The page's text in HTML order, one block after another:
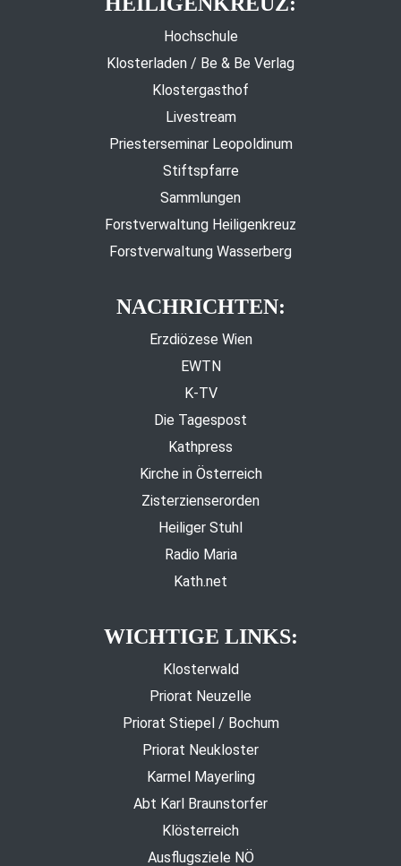
Hochschule
Klosterladen / Be & Be Verlag
Klostergasthof
Livestream
Priesterseminar Leopoldinum
Stiftspfarre
Sammlungen
Forstverwaltung Heiligenkreuz
Forstverwaltung Wasserberg
NACHRICHTEN:
Erzdiözese Wien
EWTN
K-TV
Die Tagespost
Kathpress
Kirche in Österreich
Zisterzienserorden
Heiliger Stuhl
Radio Maria
Kath.net
WICHTIGE LINKS:
Klosterwald
Priorat Neuzelle
Priorat Stiepel / Bochum
Priorat Neukloster
Karmel Mayerling
Abt Karl Braunstorfer
Klösterreich
Ausflugsziele NÖ